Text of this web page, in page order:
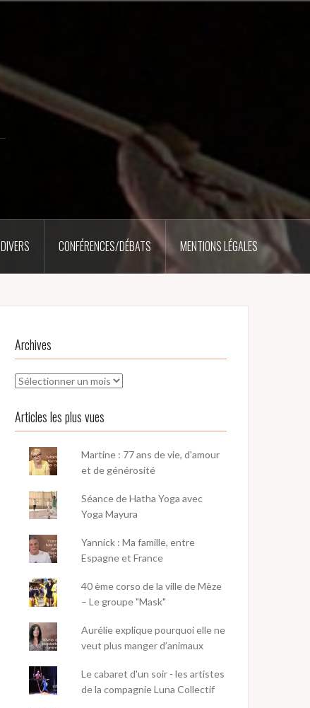
DIVERS CONFÉRENCES/DÉBATS MENTIONS LÉGALES
Archives
Archives
Articles les plus vues
Martine : 77 ans de vie, d'amour
et de générosité
Séance de Hatha Yoga avec
Yoga Mayura
Yannick : Ma famille, entre
Espagne et France
40 ème corso de la ville de Mèze
– Le groupe "Mask"
Aurélie explique pourquoi elle ne
veut plus manger d’animaux
Le cabaret d'un soir - les artistes
de la compagnie Luna Collectif